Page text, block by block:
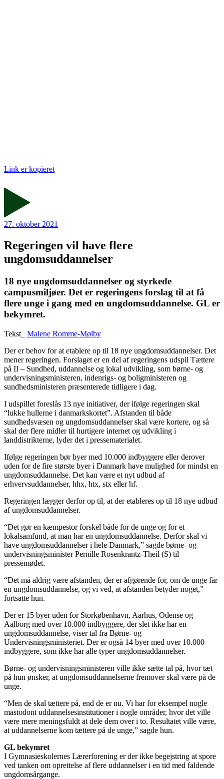
Link er kopieret
27. oktober 2021
Regeringen vil have flere
ungdomsuddannelser
18 nye ungdomsuddannelser og styrkede
campusmiljøer. Det er regeringens forslag til at få
flere unge i gang med en ungdomsuddannelse. GL er
bekymret.
Tekst_ Malene Romme-Mølby
Der er behov for at etablere op til 18 nye ungdomsuddannelser. Det
mener regeringen. Forslaget er en del af regeringens udspil Tættere
på II – Sundhed, uddannelse og lokal udvikling, som børne- og
undervisningsministeren, indenrigs- og boligministeren og
sundhedsministeren præsenterede tidligere i dag.
I udspillet foreslås 13 nye initiativer, der ifølge regeringen skal
“lukke hullerne i danmarkskortet”. Afstanden til både
sundhedsvæsen og ungdomsuddannelser skal være kortere, og så
skal der flere midler til hurtigere internet og udvikling i
landdistrikterne, lyder det i pressematerialet.
Ifølge regeringen bør byer med 10.000 indbyggere eller derover
uden for de fire største byer i Danmark have mulighed for mindst en
ungdomsuddannelse. Det kan være et nyt udbud af
erhvervsuddannelser, hhx, htx, stx eller hf.
Regeringen lægger derfor op til, at der etableres op til 18 nye udbud
af ungdomsuddannelser.
“Det gør en kæmpestor forskel både for de unge og for et
lokalsamfund, at man har en ungdomsuddannelse. Derfor skal vi
have ungdomsuddannelser i hele Danmark,” sagde børne- og
undervisningsminister Pernille Rosenkrantz-Theil (S) til
pressemødet.
“Det må aldrig være afstanden, der er afgørende for, om de unge får
en ungdomsuddannelse, og vi ved, at afstanden betyder noget,”
fortsatte hun.
Der er 15 byer uden for Storkøbenhavn, Aarhus, Odense og
Aalborg med over 10.000 indbyggere, der slet ikke har en
ungdomsuddannelse, viser tal fra Børne- og
Undervisningsministeriet. Der er også 14 byer med over 10.000
indbyggere, som ikke har alle typer ungdomsuddannelser.
Børne- og undervisningsministeren ville ikke sætte tal på, hvor tæt
på hun ønsker, at ungdomsuddannelserne fremover skal være på de
unge.
“Men de skal tættere på, end de er nu. Vi har for eksempel nogle
mastodont uddannelsesinstitutioner i nogle områder, hvor det ville
være mere meningsfuldt at dele dem over i to. Resultatet ville være,
at uddannelserne kom tættere på de unge,” sagde hun.
GL bekymret
I Gymnasieskolernes Lærerforening er der ikke begejstring at spore
ved tanken om oprettelse af flere uddannelser i en tid med faldende
ungdomsårgange.